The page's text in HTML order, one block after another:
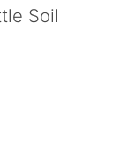
Soil